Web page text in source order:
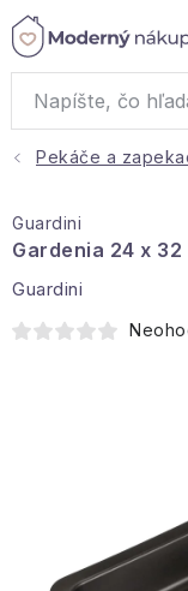
Prejsť
obsah
Akcie a výpredaj
Darčeky
Bytové vône
Hobby a záhrada
Pekáče a
Guardini
Gardenia 24 x 32
Guardini